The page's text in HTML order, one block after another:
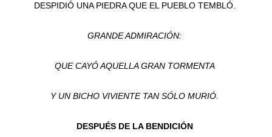
DESPIDIÓ UNA PIEDRA QUE EL PUEBLO TEMBLÓ.
GRANDE ADMIRACIÓN:
QUE CAYÓ AQUELLA GRAN TORMENTA
Y UN BICHO VIVIENTE TAN SÓLO MURIÓ.
DESPUÉS DE LA BENDICIÓN